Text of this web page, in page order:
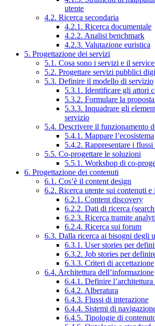
utente
4.2. Ricerca secondaria
4.2.1. Ricerca documentale
4.2.2. Analisi benchmark
4.2.3. Valutazione euristica
5. Progettazione dei servizi
5.1. Cosa sono i servizi e il
5.2. Progettare servizi pubblici
5.3. Definire il modello di servizio
5.3.1. Identificare gli attori
5.3.2. Formulare la
5.3.3. Inquadrare gli
servizio
5.4. Descrivere il funzionamento
5.4.1. Mappare l’ecosistema
5.4.2. Rappresentare i
5.5. Co-progettare le soluzioni
5.5.1. Workshop di co-
6. Progettazione dei contenuti
6.1. Cos’è il content design
6.2. Ricerca utente sui contenuti
6.2.1. Content discovery
6.2.2. Dati di ricerca
6.2.3. Ricerca tramite
6.2.4. Ricerca sui forum
6.3. Dalla ricerca ai bisogni degli
6.3.1. User stories per
6.3.2. Job stories per
6.3.3. Criteri di accettazione
6.4. Architettura dell’informazione
6.4.1. Definire
6.4.2. Alberatura
6.4.3. Flussi di interazione
6.4.4. Sistemi di
6.4.5. Tipologie di